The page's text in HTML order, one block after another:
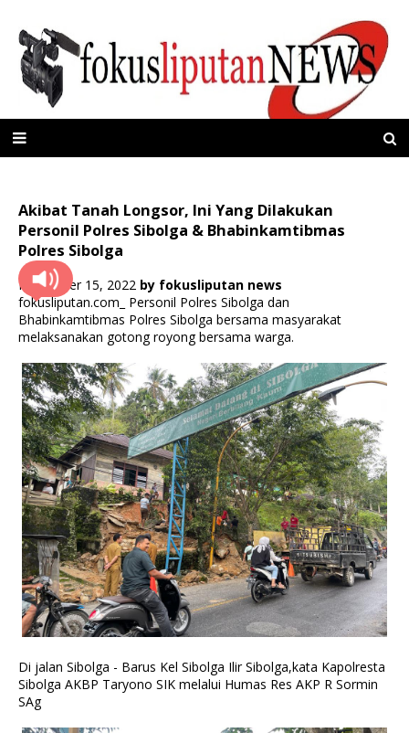
Akibat Tanah Longsor, Ini Yang Dilakukan
Personil Polres Sibolga & Bhabinkamtibmas
Polres Sibolga
November 15, 2022 by fokusliputan news
fokusliputan.com_ Personil Polres Sibolga dan
Bhabinkamtibmas Polres Sibolga bersama masyarakat
melaksanakan gotong royong bersama warga.
Di jalan Sibolga - Barus Kel Sibolga Ilir Sibolga,kata Kapolresta
Sibolga AKBP Taryono SIK melalui Humas Res AKP R Sormin
SAg